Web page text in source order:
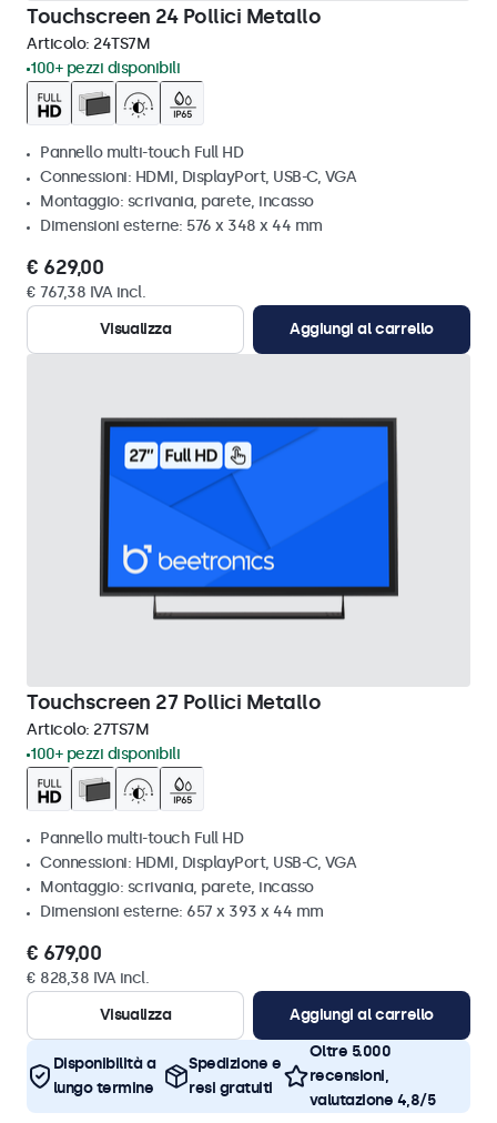
Touchscreen 24 Pollici Metallo
Articolo: 24TS7M
100+ pezzi disponibili
Pannello multi-touch Full HD
Connessioni: HDMI, DisplayPort, USB-C, VGA
Montaggio: scrivania, parete, incasso
Dimensioni esterne: 576 x 348 x 44 mm
€ 629,00
€ 767,38 IVA incl.
Visualizza
Aggiungi al carrello
Touchscreen 27 Pollici Metallo
Articolo: 27TS7M
100+ pezzi disponibili
Pannello multi-touch Full HD
Connessioni: HDMI, DisplayPort, USB-C, VGA
Montaggio: scrivania, parete, incasso
Dimensioni esterne: 657 x 393 x 44 mm
€ 679,00
€ 828,38 IVA incl.
Visualizza
Aggiungi al carrello
Disponibilità a
lungo termine
Spedizione e
resi gratuiti
Oltre 5.000
recensioni,
valutazione 4,8/5